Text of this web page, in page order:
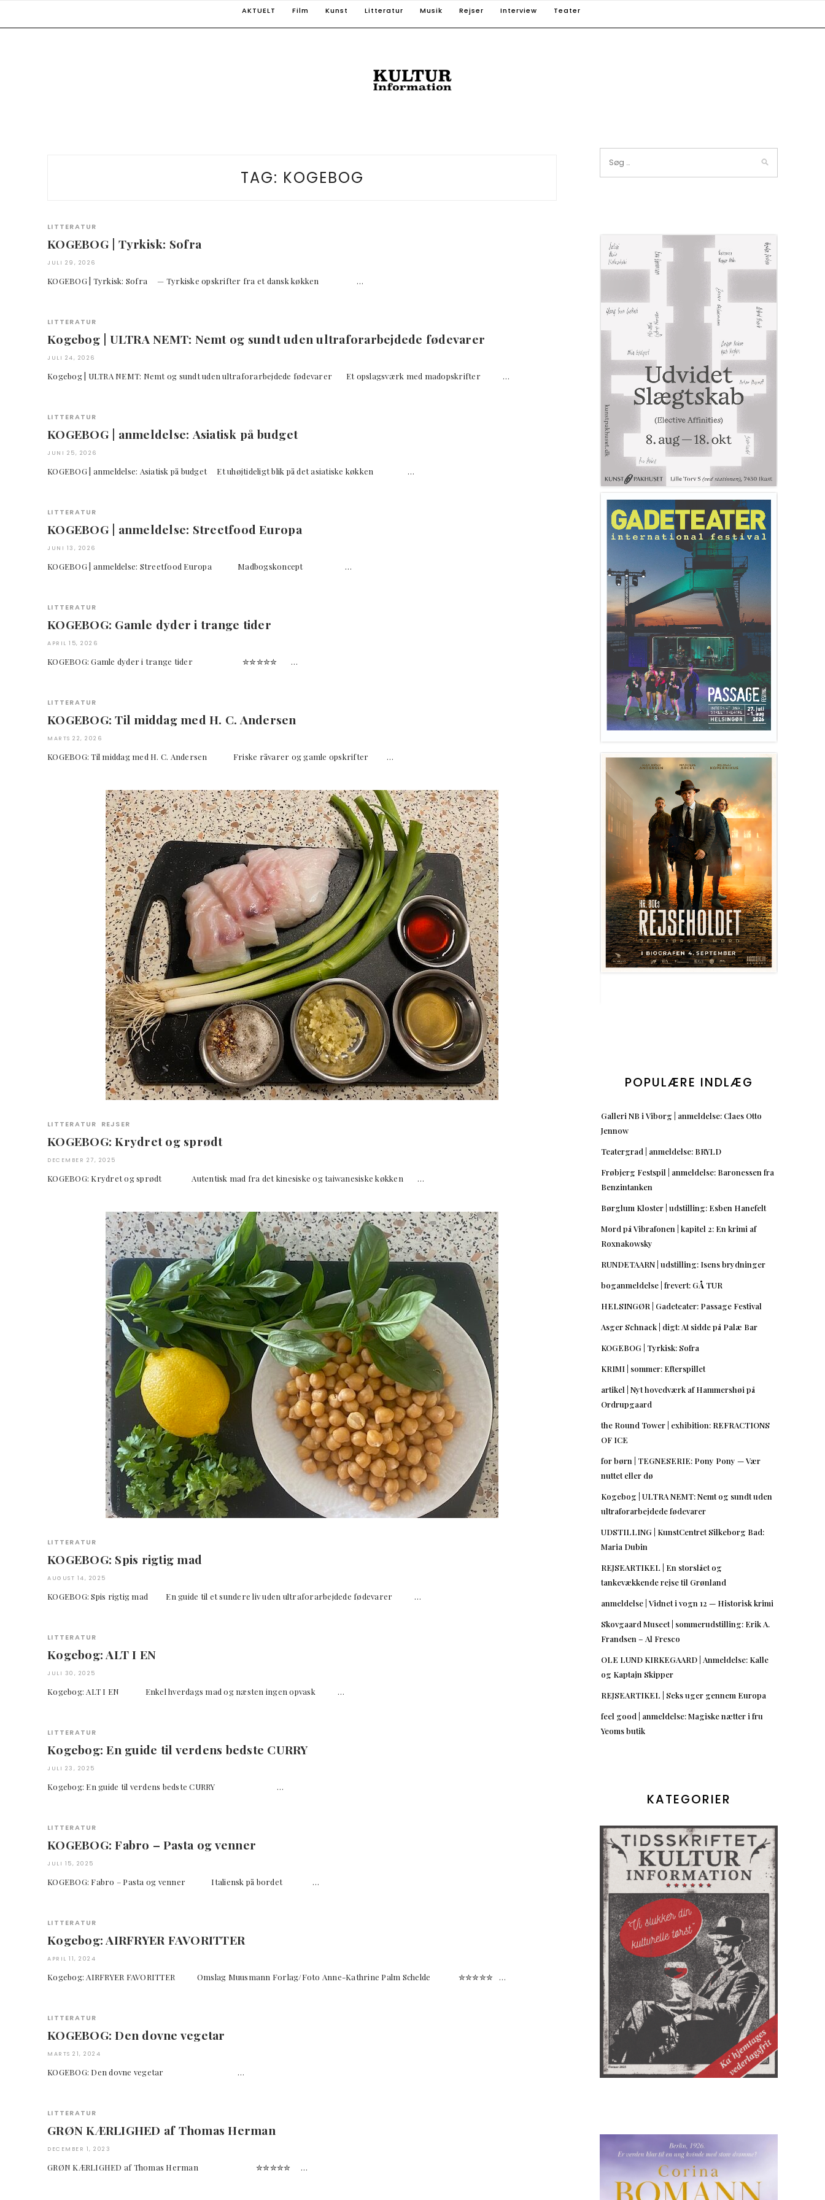
AKTUELT Film Kunst Litteratur Musik Rejser Interview Teater
TAG: KOGEBOG
LITTERATUR
KOGEBOG | Tyrkisk: Sofra
JULI 29, 2026
KOGEBOG | Tyrkisk: Sofra — Tyrkiske opskrifter fra et dansk køkken …
LITTERATUR
Kogebog | ULTRA NEMT: Nemt og sundt uden ultraforarbejdede fødevarer
JULI 24, 2026
Kogebog | ULTRA NEMT: Nemt og sundt uden ultraforarbejdede fødevarer Et opslagsværk med madopskrifter …
LITTERATUR
KOGEBOG | anmeldelse: Asiatisk på budget
JUNI 25, 2026
KOGEBOG | anmeldelse: Asiatisk på budget Et uhøjtideligt blik på det asiatiske køkken …
LITTERATUR
KOGEBOG | anmeldelse: Streetfood Europa
JUNI 13, 2026
KOGEBOG | anmeldelse: Streetfood Europa Madbogskoncept …
LITTERATUR
KOGEBOG: Gamle dyder i trange tider
APRIL 15, 2026
KOGEBOG: Gamle dyder i trange tider ✮✮✮✮✮ …
LITTERATUR
KOGEBOG: Til middag med H. C. Andersen
MARTS 22, 2026
KOGEBOG: Til middag med H. C. Andersen Friske råvarer og gamle opskrifter …
LITTERATUR REJSER
KOGEBOG: Krydret og sprødt
DECEMBER 27, 2025
KOGEBOG: Krydret og sprødt Autentisk mad fra det kinesiske og taiwanesiske køkken …
LITTERATUR
KOGEBOG: Spis rigtig mad
AUGUST 14, 2025
KOGEBOG: Spis rigtig mad En guide til et sundere liv uden ultraforarbejdede fødevarer …
LITTERATUR
Kogebog: ALT I EN
JULI 30, 2025
Kogebog: ALT I EN Enkel hverdags mad og næsten ingen opvask …
LITTERATUR
Kogebog: En guide til verdens bedste CURRY
JULI 23, 2025
Kogebog: En guide til verdens bedste CURRY …
LITTERATUR
KOGEBOG: Fabro – Pasta og venner
JULI 15, 2025
KOGEBOG: Fabro – Pasta og venner Italiensk på bordet …
LITTERATUR
Kogebog: AIRFRYER FAVORITTER
APRIL 11, 2024
Kogebog: AIRFRYER FAVORITTER Omslag Muusmann Forlag/Foto Anne-Kathrine Palm Schelde ✮✮✮✮✮ …
LITTERATUR
KOGEBOG: Den dovne vegetar
MARTS 21, 2024
KOGEBOG: Den dovne vegetar …
LITTERATUR
GRØN KÆRLIGHED af Thomas Herman
DECEMBER 1, 2023
GRØN KÆRLIGHED af Thomas Herman ✮✮✮✮✮ …
POPULÆRE INDLÆG
Galleri NB i Viborg | anmeldelse: Claes Otto
Jennow
Teatergrad | anmeldelse: BRYLD
Frøbjerg Festspil | anmeldelse: Baronessen fra
Benzintanken
Børglum Kloster | udstilling: Esben Hanefelt
Mord på Vibrafonen | kapitel 2: En krimi af
Roxnakowsky
RUNDETAARN | udstilling: Isens brydninger
boganmeldelse | frevert: GÅ TUR
HELSINGØR | Gadeteater: Passage Festival
Asger Schnack | digt: At sidde på Palæ Bar
KOGEBOG | Tyrkisk: Sofra
KRIMI | sommer: Efterspillet
artikel | Nyt hovedværk af Hammershøi på
Ordrupgaard
the Round Tower | exhibition: REFRACTIONS
OF ICE
for børn | TEGNESERIE: Pony Pony — Vær
nuttet eller dø
Kogebog | ULTRA NEMT: Nemt og sundt uden
ultraforarbejdede fødevarer
UDSTILLING | KunstCentret Silkeborg Bad:
Maria Dubin
REJSEARTIKEL | En storslået og
tankevækkende rejse til Grønland
anmeldelse | Vidnet i vogn 12 — Historisk krimi
Skovgaard Museet | sommerudstilling: Erik A.
Frandsen – Al Fresco
OLE LUND KIRKEGAARD | Anmeldelse: Kalle
og Kaptajn Skipper
REJSEARTIKEL | Seks uger gennem Europa
feel good | anmeldelse: Magiske nætter i fru
Yeoms butik
KATEGORIER